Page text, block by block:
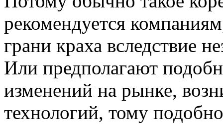
рекомендуется
грани краха вследствие
Или предполагают
изменений на рынке,
технологий, тому